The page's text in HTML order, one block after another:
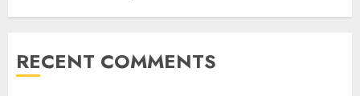
RECENT COMMENTS